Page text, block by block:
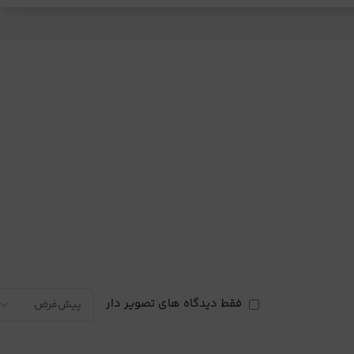
فقط دیدگاه های تصویر دار